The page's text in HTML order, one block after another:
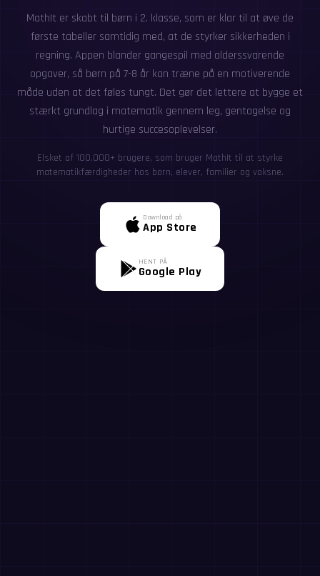
MathIt er skabt til børn i 2. klasse, som er klar til at øve de
første tabeller samtidig med, at de styrker sikkerheden i
regning. Appen blander gangespil med alderssvarende
opgaver, så børn på 7-8 år kan træne på en motiverende
måde uden at det føles tungt. Det gør det lettere at bygge et
stærkt grundlag i matematik gennem leg, gentagelse og
hurtige succesoplevelser.
Elsket af 100,000+ brugere, som bruger MathIt til at styrke
matematikfærdigheder hos børn, elever, familier og voksne.
Download på
App Store
HENT PÅ
Google Play